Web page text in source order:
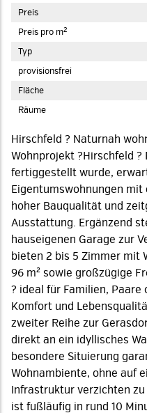
Preis
Preis pro m2
Typ
provisionsfrei
Fläche
Räume
Hirschfeld ? Naturnah
Wohnprojekt ?Hirschfeld
fertiggestellt wurde,
Eigentumswohnungen
hoher Bauqualität und
Ausstattung. Ergänzend
hauseigenen Garage zur
bieten 2 bis 5 Zimmer mit
96 m² sowie großzügige
? ideal für Familien, Paare
Komfort und
zweiter Reihe zur
direkt an ein idyllisches
besondere Situierung
Wohnambiente, ohne auf
Infrastruktur verzichten
ist fußläufig in rund 10